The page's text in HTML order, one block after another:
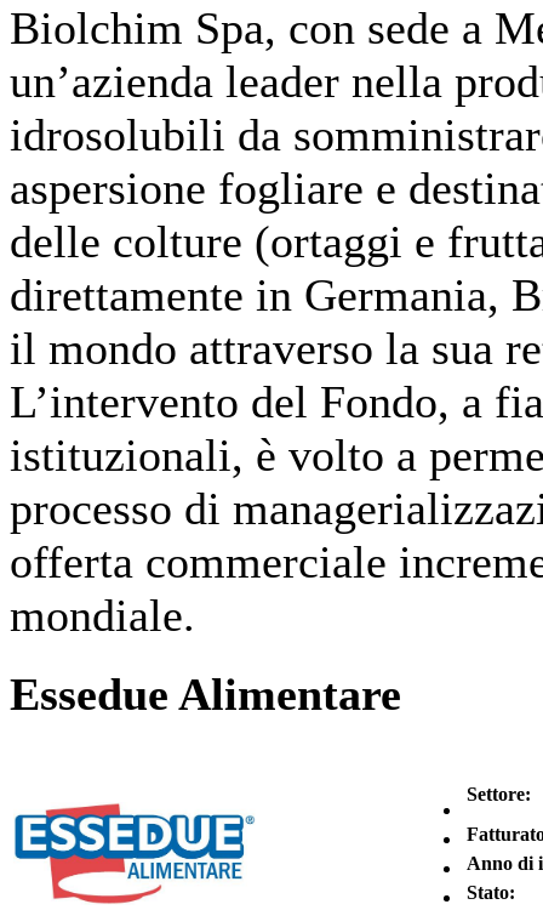
Biolchim Spa, con sede a
un’azienda leader nella
idrosolubili da
aspersione fogliare e
delle colture (ortaggi e
direttamente in Germania,
il mondo attraverso la sua
L’intervento del Fondo, a
istituzionali, è volto a
processo di
offerta commerciale
mondiale.
Essedue Alimentare
Settore:
Anno di
Stato: